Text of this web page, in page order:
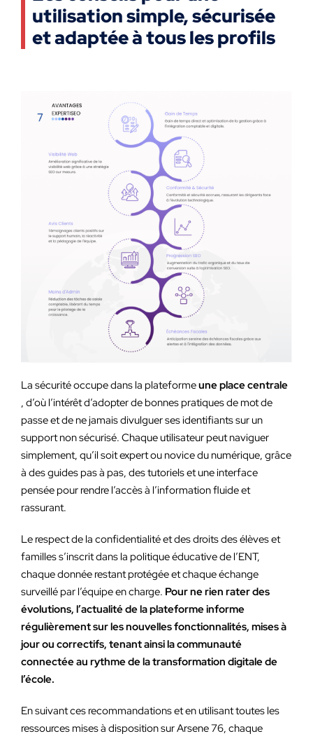
utilisation simple, sécurisée
et adaptée à tous les profils
La sécurité occupe dans la plateformeune place centrale
, d’où l’intérêt d’adopter de bonnes pratiques de mot de
passe et de ne jamais divulguer ses identifiants sur un
support non sécurisé. Chaque utilisateur peut naviguer
simplement, qu’il soit expert ou novice du numérique, grâce
à des guides pas à pas, des tutoriels et une interface
pensée pour rendre l’accès à l’information fluide et
rassurant.
Le respect de la confidentialité et des droits des élèves et
familles s’inscrit dans la politique éducative de l’ENT,
chaque donnée restant protégée et chaque échange
surveillé par l’équipe en charge. Pour ne rien rater des
évolutions, l’actualité de la plateforme informe
régulièrement sur les nouvelles fonctionnalités, mises à
jour ou correctifs, tenant ainsi la communauté
connectée au rythme de la transformation digitale de
l’école.
En suivant ces recommandations et en utilisant toutes les
ressources mises à disposition sur Arsene 76, chaque